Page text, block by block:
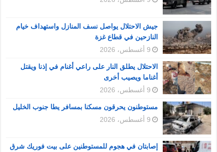
جيش الاحتلال يواصل نسف المنازل واستهداف خيام
النازحين في قطاع غزة
9 أغسطس، 2026
الاحتلال يطلق النار على راعي أغنام في إذنا ويقتل
أغناما ويصيب أخرى
9 أغسطس، 2026
مستوطنون يحرقون مسكنا بمسافر يطا جنوب الخليل
9 أغسطس، 2026
إصابتان في هجوم للمستوطنين على بيت فوريك شرق